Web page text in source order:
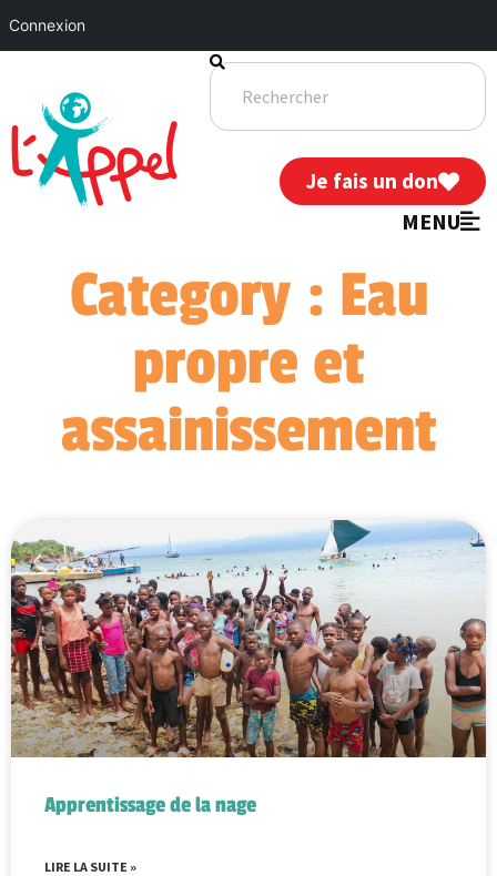
Je fais un don
MENU
Category : Eau
propre et
assainissement
Apprentissage de la nage
LIRE LA SUITE »
Connexion